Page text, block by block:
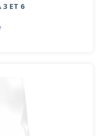
3 ET 6